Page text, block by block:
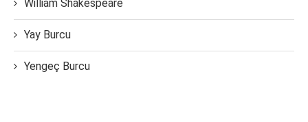
William Shakespeare
Yay Burcu
Yengeç Burcu